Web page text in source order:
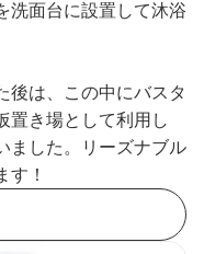
洗面台に設置して沐浴
後は、この中にバスタ
置き場として利用し
ました。リーズナブル
す！